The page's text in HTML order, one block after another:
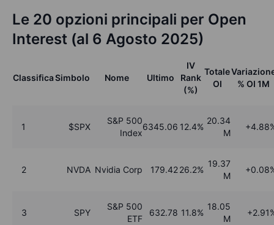
Le 20 opzioni principali per Open
Interest (al 6 Agosto 2025)
ClassificaSimbolo Nome Ultimo
IV
Rank
(%)
Totale
OI
% OI 1M
1 $SPX
S&P 500
Index
6345.06 12.4%
20.34
M
2 NVDA Nvidia Corp 179.4226.2%
19.37
M
3 SPY
S&P 500
ETF
632.78 11.8%
18.05
M